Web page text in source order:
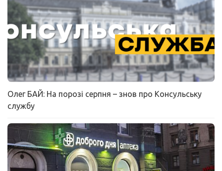
Олег БАЙ: На порозі серпня – знов про Консульську
службу